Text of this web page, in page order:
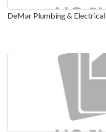
DeMar Plumbing & Electrical